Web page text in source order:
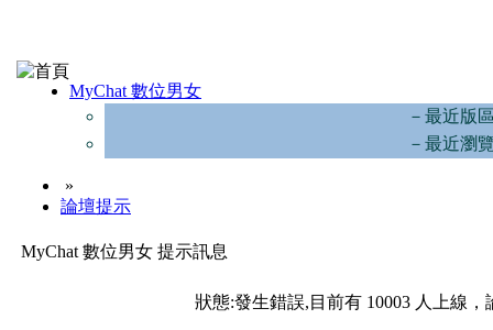
MyChat 數位男女
－最近版
－最近瀏
»
論壇提示
MyChat 數位男女 提示訊息
狀態:發生錯誤,目前有 10003 人上線